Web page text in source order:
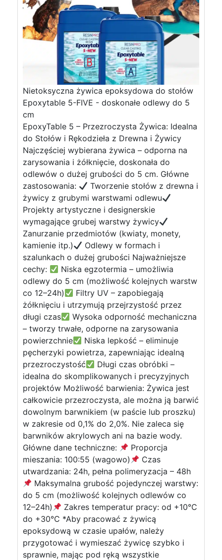
Nietoksyczna żywica epoksydowa do stołów
Epoxytable 5-FIVE - doskonałe odlewy do 5
cm
EpoxyTable 5 – Przezroczysta Żywica: Idealna
do Stołów i Rękodzieła z Drewna i Żywicy
Najczęściej wybierana żywica – odporna na
zarysowania i żółknięcie, doskonała do
odlewów o dużej grubości do 5 cm. Główne
zastosowania:
Tworzenie stołów z drewna i
żywicy z grubymi warstwami odlewu
Projekty artystyczne i designerskie
wymagające grubej warstwy żywicy
Zanurzanie przedmiotów (kwiaty, monety,
kamienie itp.)
Odlewy w formach i
szalunkach o dużej grubości Najważniejsze
cechy:
Niska egzotermia – umożliwia
odlewy do 5 cm (możliwość kolejnych warstw
co 12–24h)
Filtry UV – zapobiegają
żółknięciu i utrzymują przejrzystość przez
długi czas
Wysoka odporność mechaniczna
– tworzy trwałe, odporne na zarysowania
powierzchnie
Niska lepkość – eliminuje
pęcherzyki powietrza, zapewniając idealną
przezroczystość
Długi czas obróbki –
idealna do skomplikowanych i precyzyjnych
projektów Możliwość barwienia: Żywica jest
całkowicie przezroczysta, ale można ją barwić
dowolnym barwnikiem (w paście lub proszku)
w zakresie od 0,1% do 2,0%. Nie zaleca się
barwników akrylowych ani na bazie wody.
Główne dane techniczne:
Proporcja
mieszania: 100:55 (wagowo)
Czas
utwardzania: 24h, pełna polimeryzacja – 48h
Maksymalna grubość pojedynczej warstwy:
do 5 cm (możliwość kolejnych odlewów co
12–24h)
Zakres temperatur pracy: od +10°C
do +30°C *Aby pracować z żywicą
epoksydową w czasie upałów, należy
przygotować i wymieszać żywicę szybko i
sprawnie, mając pod ręką wszystkie